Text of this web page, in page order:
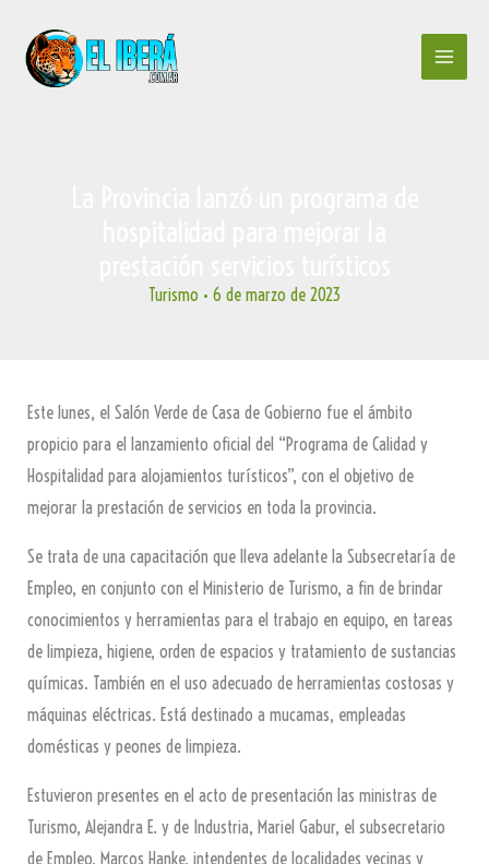
contenido
Turismo • 6 de marzo de 2023
Este lunes, el Salón Verde de Casa de Gobierno fue el ámbito
propicio para el lanzamiento oficial del “Programa de Calidad y
Hospitalidad para alojamientos turísticos”, con el objetivo de
mejorar la prestación de servicios en toda la provincia.
Se trata de una capacitación que lleva adelante la Subsecretaría de
Empleo, en conjunto con el Ministerio de Turismo, a fin de brindar
conocimientos y herramientas para el trabajo en equipo, en tareas
de limpieza, higiene, orden de espacios y tratamiento de sustancias
químicas. También en el uso adecuado de herramientas costosas y
máquinas eléctricas. Está destinado a mucamas, empleadas
domésticas y peones de limpieza.
Estuvieron presentes en el acto de presentación las ministras de
Turismo, Alejandra E. y de Industria, Mariel Gabur, el subsecretario
de Empleo, Marcos Hanke, intendentes de localidades vecinas y